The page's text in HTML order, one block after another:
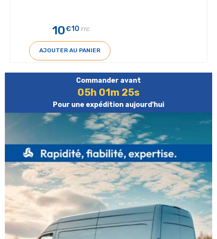
Commander avant
05h 01m 24s
Pour une expédition aujourd'hui
10€10 TTC
AJOUTER AU PANIER